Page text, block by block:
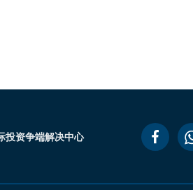
投资争端解决中心